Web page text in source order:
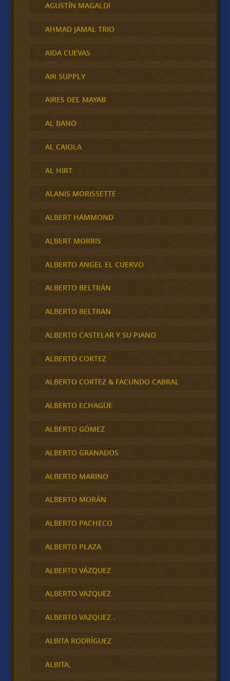
AGUSTÍN MAGALDI
AHMAD JAMAL TRIO
AIDA CUEVAS
AIR SUPPLY
AIRES DEL MAYAB
AL BANO
AL CAIOLA
AL HIRT
ALANIS MORISSETTE
ALBERT HAMMOND
ALBERT MORRIS
ALBERTO ANGEL EL CUERVO
ALBERTO BELTRÁN
ALBERTO BELTRAN
ALBERTO CASTELAR Y SU PIANO
ALBERTO CORTEZ
ALBERTO CORTEZ & FACUNDO CABRAL
ALBERTO ECHAGÜE
ALBERTO GÓMEZ
ALBERTO GRANADOS
ALBERTO MARINO
ALBERTO MORÁN
ALBERTO PACHECO
ALBERTO PLAZA
ALBERTO VÁZQUEZ
ALBERTO VAZQUEZ
ALBERTO VAZQUEZ .
ALBITA RODRÍGUEZ
ALBITA,